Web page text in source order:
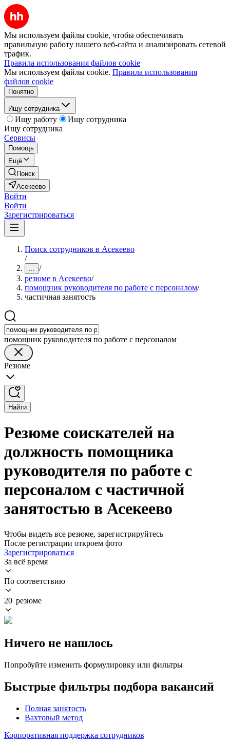
Мы используем файлы cookie, чтобы обеспечивать
правильную работу нашего веб-сайта и анализировать сетевой
трафик.
Правила использования файлов cookie
Мы используем файлы cookie. Правила использования
файлов cookie
Понятно
Ищу сотрудника
Ищу работу
Ищу сотрудника
Ищу сотрудника
Сервисы
Помощь
Ещё
Поиск
Асекеево
Войти
Войти
Зарегистрироваться
Поиск сотрудников в Асекеево
/
... /
резюме в Асекеево/
помощник руководителя по работе с персоналом/
частичная занятость
помощник руководителя по работе с персоналом
Резюме
Найти
Резюме соискателей на
должность помощника
руководителя по работе с
персоналом с частичной
занятостью в Асекеево
Чтобы видеть все резюме, зарегистрируйтесь
После регистрации откроем фото
Зарегистрироваться
За всё время
По соответствию
20 резюме
Ничего не нашлось
Попробуйте изменить формулировку или фильтры
Быстрые фильтры подбора вакансий
Полная занятость
Вахтовый метод
Корпоративная поддержка сотрудников